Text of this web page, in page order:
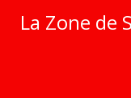
La Zone de